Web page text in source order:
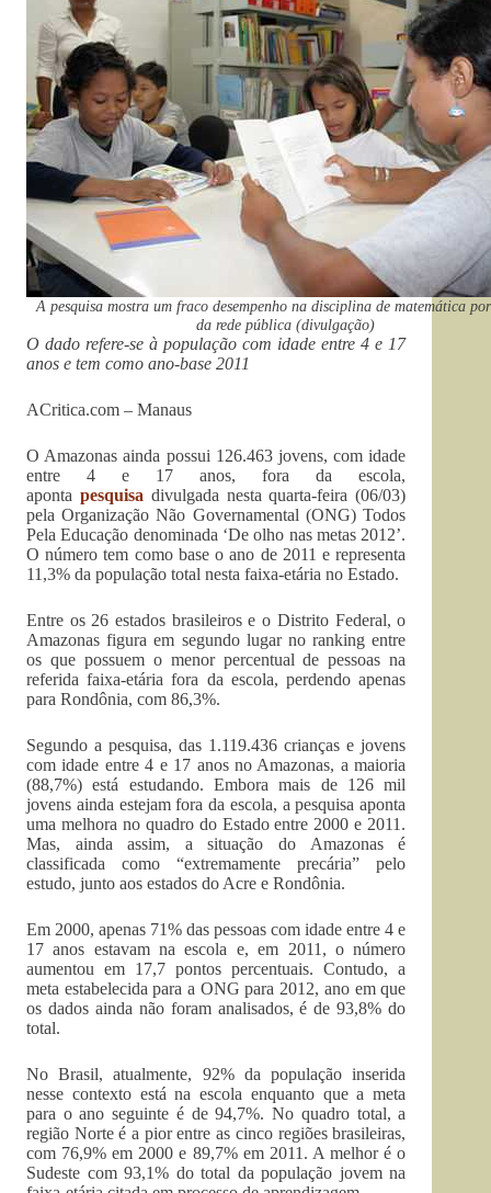
A pesquisa mostra um fraco desempenho na disciplina de matemática
da rede pública (divulgação)
O dado refere-se à população com idade entre 4 e 17
anos e tem como ano-base 2011
ACritica.com – Manaus
O Amazonas ainda possui 126.463 jovens, com idade
entre 4 e 17 anos, fora da escola,
aponta pesquisa divulgada nesta quarta-feira (06/03)
pela Organização Não Governamental (ONG) Todos
Pela Educação denominada ‘De olho nas metas 2012’.
O número tem como base o ano de 2011 e representa
11,3% da população total nesta faixa-etária no Estado.
Entre os 26 estados brasileiros e o Distrito Federal, o
Amazonas figura em segundo lugar no ranking entre
os que possuem o menor percentual de pessoas na
referida faixa-etária fora da escola, perdendo apenas
para Rondônia, com 86,3%.
Segundo a pesquisa, das 1.119.436 crianças e jovens
com idade entre 4 e 17 anos no Amazonas, a maioria
(88,7%) está estudando. Embora mais de 126 mil
jovens ainda estejam fora da escola, a pesquisa aponta
uma melhora no quadro do Estado entre 2000 e 2011.
Mas, ainda assim, a situação do Amazonas é
classificada como “extremamente precária” pelo
estudo, junto aos estados do Acre e Rondônia.
Em 2000, apenas 71% das pessoas com idade entre 4 e
17 anos estavam na escola e, em 2011, o número
aumentou em 17,7 pontos percentuais. Contudo, a
meta estabelecida para a ONG para 2012, ano em que
os dados ainda não foram analisados, é de 93,8% do
total.
No Brasil, atualmente, 92% da população inserida
nesse contexto está na escola enquanto que a meta
para o ano seguinte é de 94,7%. No quadro total, a
região Norte é a pior entre as cinco regiões brasileiras,
com 76,9% em 2000 e 89,7% em 2011. A melhor é o
Sudeste com 93,1% do total da população jovem na